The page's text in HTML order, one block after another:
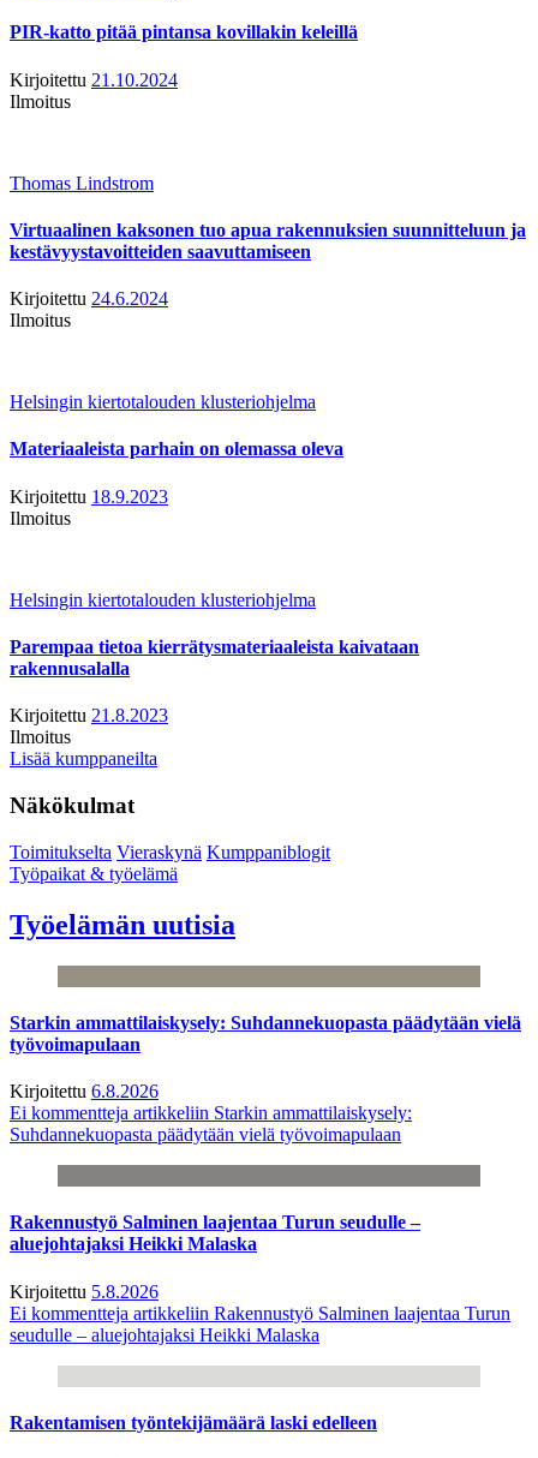
PIR-katto pitää pintansa kovillakin keleillä
Kirjoitettu 21.10.2024
Ilmoitus
Thomas Lindstrom
Virtuaalinen kaksonen tuo apua rakennuksien suunnitteluun ja
kestävyystavoitteiden saavuttamiseen
Kirjoitettu 24.6.2024
Ilmoitus
Helsingin kiertotalouden klusteriohjelma
Materiaaleista parhain on olemassa oleva
Kirjoitettu 18.9.2023
Ilmoitus
Helsingin kiertotalouden klusteriohjelma
Parempaa tietoa kierrätysmateriaaleista kaivataan
rakennusalalla
Kirjoitettu 21.8.2023
Ilmoitus
Lisää kumppaneilta
Näkökulmat
Toimitukselta Vieraskynä Kumppaniblogit
Työpaikat & työelämä
Työelämän uutisia
Starkin ammattilaiskysely: Suhdannekuopasta päädytään vielä
työvoimapulaan
Kirjoitettu 6.8.2026
Ei kommentteja artikkeliin Starkin ammattilaiskysely:
Suhdannekuopasta päädytään vielä työvoimapulaan
Rakennustyö Salminen laajentaa Turun seudulle –
aluejohtajaksi Heikki Malaska
Kirjoitettu 5.8.2026
Ei kommentteja artikkeliin Rakennustyö Salminen laajentaa Turun
seudulle – aluejohtajaksi Heikki Malaska
Rakentamisen työntekijämäärä laski edelleen